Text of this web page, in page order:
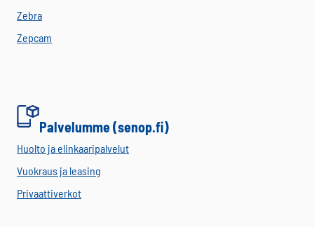
Zebra
Zepcam
Palvelumme (senop.fi)
Huolto ja elinkaaripalvelut
Vuokraus ja leasing
Privaattiverkot